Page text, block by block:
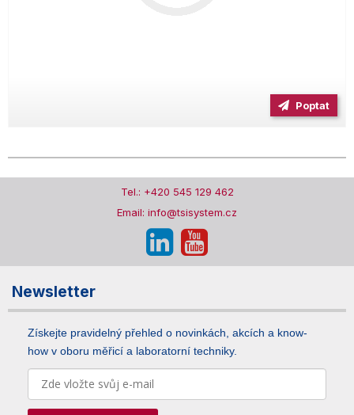
Poptat
Tel.: +420 545 129 462
Email: info@tsisystem.cz
Newsletter
Získejte pravidelný přehled o novinkách, akcích a know-
how v oboru měřicí a laboratorní techniky.